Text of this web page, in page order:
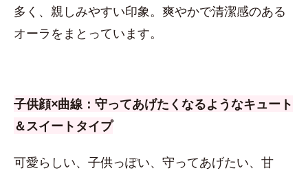
多く、親しみやすい印象。爽やかで清潔感のある
オーラをまとっています。
子供顔×曲線：守ってあげたくなるようなキュート
＆スイートタイプ
可愛らしい、子供っぽい、守ってあげたい、甘